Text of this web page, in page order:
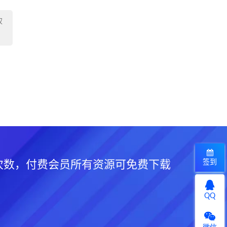
，付费会员所有资源可免费下载 签到
QQ